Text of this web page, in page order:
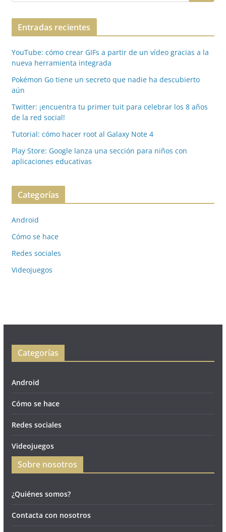
Entradas recientes
YouTube: cómo crear GIFs a partir de un vídeo gracias a la
nueva herramienta integrada
Pokémon Go tiene un secreto que nadie ha descubierto
aún
Twitter: ¡encuentra tu primer tuit para celebrar los 8 años
de la red social!
Tutorial: cómo hacer root al Galaxy Note 4
Play Store: Google lanza una sección para niños con
aplicaciones educativas
Categorías
Android
Cómo se hace
Redes sociales
Videojuegos
Categorías
Android
Cómo se hace
Redes sociales
Videojuegos
Sobre nosotros
¿Quiénes somos?
Contacta con nosotros